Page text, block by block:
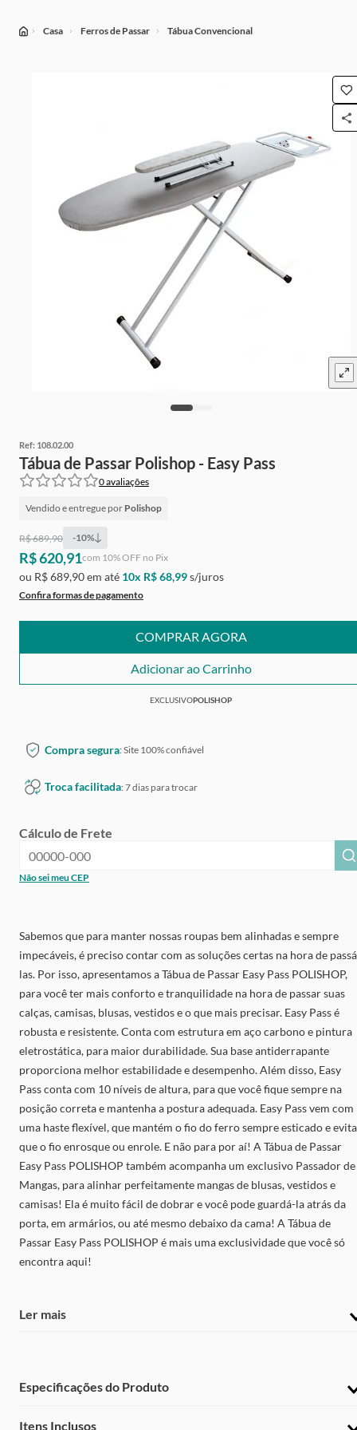
Casa Ferros de Passar Tábua Convencional
Ref: 108.02.00
Tábua de Passar Polishop - Easy Pass
0avaliações
Vendido e entregue por Polishop
Ganhe Grátis de cashback
R$ 689,90 -10%
R$ 620,91com 10% OFF no Pix
ou R$ 689,90em até 10x R$ 68,99s/juros
Confira formas de pagamento
COMPRAR AGORA
Adicionar ao Carrinho
EXCLUSIVOPOLISHOP
Compra segura: Site 100% confiável
Troca facilitada: 7 dias para trocar
Cálculo de Frete
Não sei meu CEP
Sabemos que para manter nossas roupas bem alinhadas e sempre
impecáveis, é preciso contar com as soluções certas na hora de
las. Por isso, apresentamos a Tábua de Passar Easy Pass POLISHOP,
para você ter mais conforto e tranquilidade na hora de passar suas
calças, camisas, blusas, vestidos e o que mais precisar. Easy Pass é
robusta e resistente. Conta com estrutura em aço carbono e pintura
eletrostática, para maior durabilidade. Sua base antiderrapante
proporciona melhor estabilidade e desempenho. Além disso, Easy
Pass conta com 10 níveis de altura, para que você fique sempre na
posição correta e mantenha a postura adequada. Easy Pass vem com
uma haste flexível, que mantém o fio do ferro sempre esticado e evita
que o fio enrosque ou enrole. E não para por aí! A Tábua de Passar
Easy Pass POLISHOP também acompanha um exclusivo Passador de
Mangas, para alinhar perfeitamente mangas de blusas, vestidos e
camisas! Ela é muito fácil de dobrar e você pode guardá-la atrás da
porta, em armários, ou até mesmo debaixo da cama! A Tábua de
Passar Easy Pass POLISHOP é mais uma exclusividade que você só
encontra aqui!
Ler mais
Especificações do Produto
Itens Inclusos